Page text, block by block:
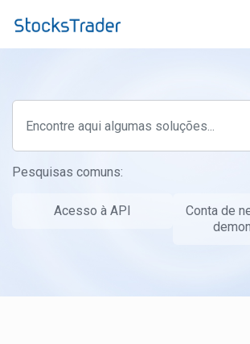
Pesquisas comuns:
Acesso à API
Conta de